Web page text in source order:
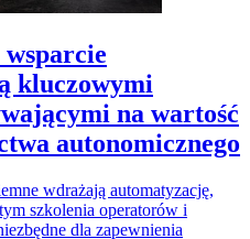
wsparcie
kluczowymi
na wartość
autonomicznego
wdrażają automatyzację,
szkolenia operatorów i
dla zapewnienia